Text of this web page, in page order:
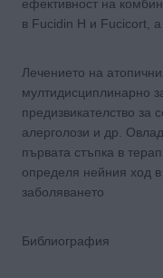
ефективност на
в Fucidin H и Fucicort,
Лечението на
мултидисциплинарно
предизвикателство за
алерголози и др.
първата стъпка в
определя нейния ход
заболяването
Библиография